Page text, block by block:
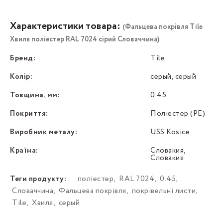
Характеристики товара: (Фальцева покрівля Tile
Хвиля поліестер RAL 7024 сірий Словаччина)
Бренд:
Tile
Колір:
серый, серый
Товщина, мм:
0.45
Покриття:
Поліестер (PE)
Виробник металу:
USS Kosice
Країна:
Словакия,
Словакия
Теги продукту:
поліестер, RAL 7024, 0.45,
Словаччина, Фальцева покрівля, покрівельні листи,
Tile, Хвиля, серый